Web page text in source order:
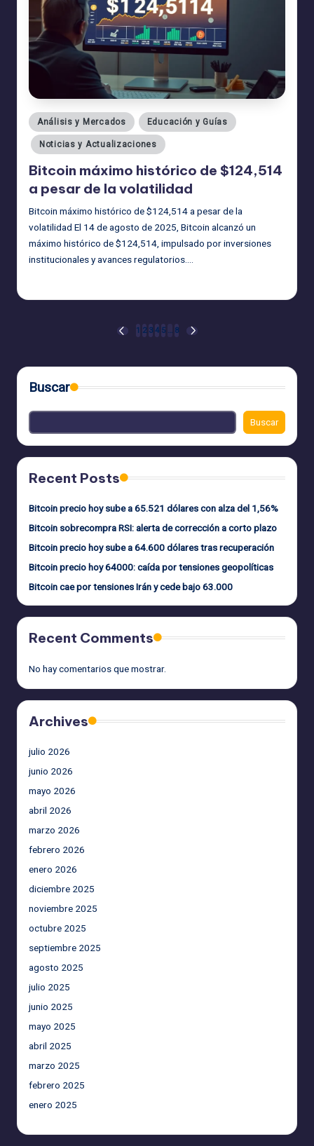
Publicado
en
Análisis y Mercados Educación y Guías
Noticias y Actualizaciones
Bitcoin máximo histórico de $124,514
a pesar de la volatilidad
Bitcoin máximo histórico de $124,514 a pesar de la
volatilidad El 14 de agosto de 2025, Bitcoin alcanzó un
máximo histórico de $124,514, impulsado por inversiones
institucionales y avances regulatorios.…
Navegación
de
entradas
PÁGINA
1 2 3 4 5 … 8
SIGUIENTE
Buscar
Buscar
Recent Posts
Bitcoin precio hoy sube a 65.521 dólares con alza del 1,56%
Bitcoin sobrecompra RSI: alerta de corrección a corto plazo
Bitcoin precio hoy sube a 64.600 dólares tras recuperación
Bitcoin precio hoy 64000: caída por tensiones geopolíticas
Bitcoin cae por tensiones Irán y cede bajo 63.000
Recent Comments
No hay comentarios que mostrar.
Archives
julio 2026
junio 2026
mayo 2026
abril 2026
marzo 2026
febrero 2026
enero 2026
diciembre 2025
noviembre 2025
octubre 2025
septiembre 2025
agosto 2025
julio 2025
junio 2025
mayo 2025
abril 2025
marzo 2025
febrero 2025
enero 2025